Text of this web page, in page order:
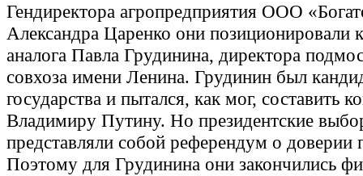
Гендиректора агропредприятия ООО
Александра Царенко они позиционировали
аналога Павла Грудинина, директора
совхоза имени Ленина. Грудинин был
государства и пытался, как мог, составить
Владимиру Путину. Но президентские
представляли собой референдум о доверии
Поэтому для Грудинина они закончились